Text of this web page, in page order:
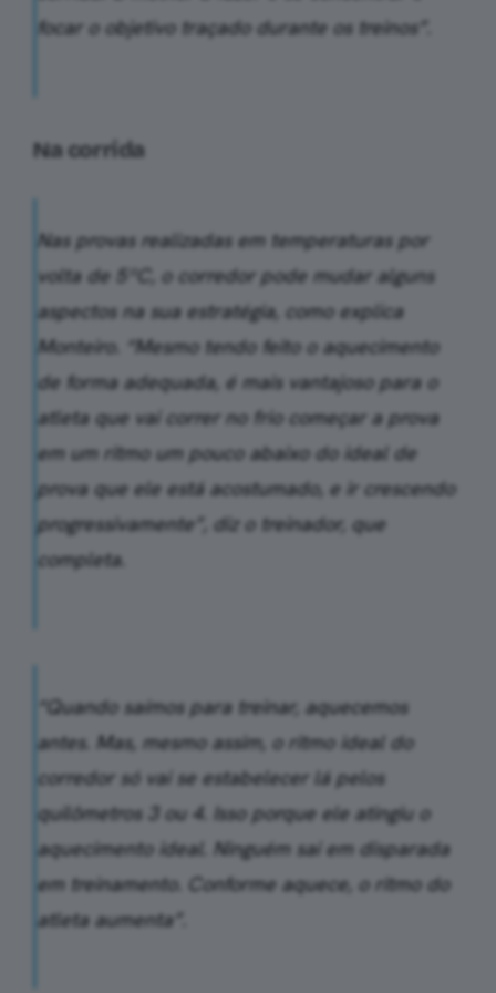
focar o objetivo traçado durante os treinos”.
Na corrida
Nas provas realizadas em temperaturas por
volta de 5ºC, o corredor pode mudar alguns
aspectos na sua estratégia, como explica
Monteiro. “Mesmo tendo feito o aquecimento
de forma adequada, é mais vantajoso para o
atleta que vai correr no frio começar a prova
em um ritmo um pouco abaixo do ideal de
prova que ele está acostumado, e ir crescendo
progressivamente”, diz o treinador, que
completa.
“Quando saímos para treinar, aquecemos
antes. Mas, mesmo assim, o ritmo ideal do
corredor só vai se estabelecer lá pelos
quilômetros 3 ou 4. Isso porque ele atingiu o
aquecimento ideal. Ninguém sai em disparada
em treinamento. Conforme aquece, o ritmo do
atleta aumenta”.